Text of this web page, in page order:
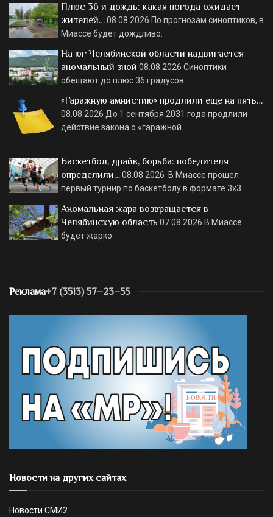
Плюс 36 и дождь: какая погода ожидает
жителей…08.08.2026 По прогнозам синоптиков, в
Миассе будет дождливо.
На юг Челябинской области надвигается
аномальный зной 08.08.2026 Синоптики
обещают до плюс 36 градусов.
«Гаражную амнистию» продлили еще на пять…
08.08.2026 До 1 сентября 2031 года продлили
действие закона о «гаражной…
Баскетбол, драйв, борьба: победителя
определили…08.08.2026 В Миассе прошел
первый турнир по баскетболу в формате 3х3.
Аномальная жара возвращается в
Челябинскую область 07.08.2026 В Миассе
будет жарко.
Реклама+7 (3513) 57–23–55
Новости на других сайтах
Новости СМИ2